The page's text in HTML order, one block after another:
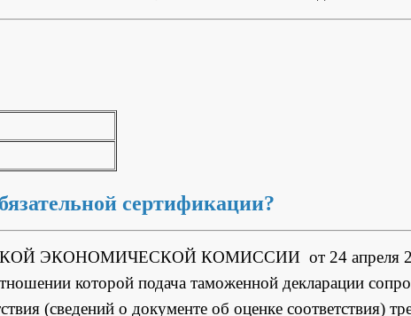
сертификации?
ЭКОНОМИЧЕСКОЙ КОМИССИИ от 24 апреля
которой подача таможенной декларации
(сведений о документе об оценке соответствия)